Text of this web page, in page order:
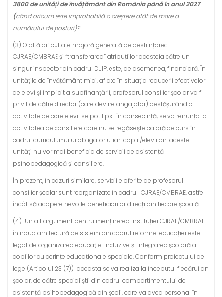
3800 de unități de învățământ din România până în anul 2027
(când oricum este improbabilă o creștere atât de mare a
numărului de posturi)?
(3) O altă dificultate majoră generată de desființarea
CJRAE/CMBRAE și “transferarea” atribuțiilor acesteia către un
singur inspector din cadrul DJIP, este, de asemenea, financiară. În
unitățile de învățământ mici, aflate în situația reducerii efectivelor
de elevi și implicit a subfinanțării, profesorul consilier școlar va fi
privit de către director (care devine angajator) desfășurând o
activitate de care elevii se pot lipsi. În consecință, se va renunța la
activitatea de consiliere care nu se regăsește ca oră de curs în
cadrul curriculumului obligatoriu, iar copiii/elevii din aceste
unități nu vor mai beneficia de servicii de asistență
psihopedagogică și consiliere.
În prezent, în cazuri similare, serviciile oferite de profesorul
consilier școlar sunt reorganizate în cadrul CJRAE/CMBRAE, astfel
încât să acopere nevoile beneficiarilor direcți din fiecare școală.
(4) Un alt argument pentru menținerea instituției CJRAE/CMBRAE
în noua arhitectură de sistem din cadrul reformei educației este
legat de organizarea educației incluzive și integrarea școlară a
copiilor cu cerințe educaționale speciale. Conform proiectului de
lege (Articolul 23 (7)) aceasta se va realiza la începutul fiecărui an
școlar, de către specialiștii din cadrul compartimentului de
asistență psihopedagogică din școli, care va avea personal în